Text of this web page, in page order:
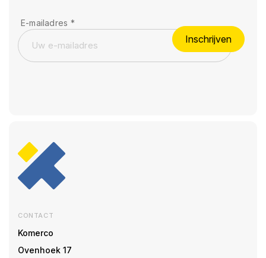
E-mailadres *
Inschrijven
CONTACT
Komerco
Ovenhoek 17